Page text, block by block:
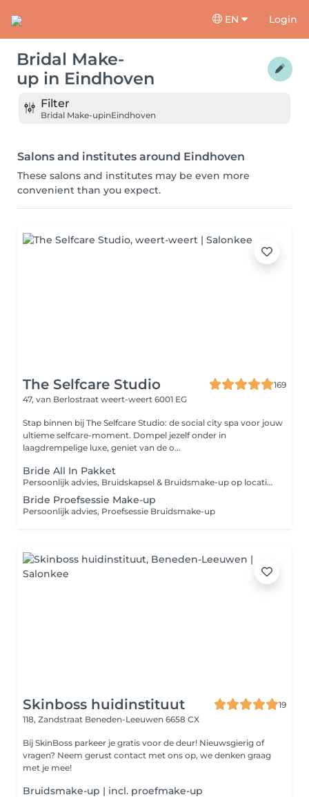
EN Login
Bridal Make-
up in Eindhoven
Filter
Bridal Make-upinEindhoven
Salons and institutes around Eindhoven
These salons and institutes may be even more
convenient than you expect.
The Selfcare Studio
169
47, van Berlostraat weert-weert 6001 EG
Stap binnen bij The Selfcare Studio: de social city spa voor jouw
ultieme selfcare-moment. Dompel jezelf onder in
laagdrempelige luxe, geniet van de o...
Bride All In Pakket
Persoonlijk advies, Bruidskapsel & Bruidsmake-up op locatie. Inclusief Proefsessie
Bride Proefsessie Make-up
Persoonlijk advies, Proefsessie Bruidsmake-up
Skinboss huidinstituut
19
118, Zandstraat Beneden-Leeuwen 6658 CX
Bij SkinBoss parkeer je gratis voor de deur! Nieuwsgierig of
vragen? Neem gerust contact met ons op, we denken graag
met je mee!
Bruidsmake-up | incl. proefmake-up